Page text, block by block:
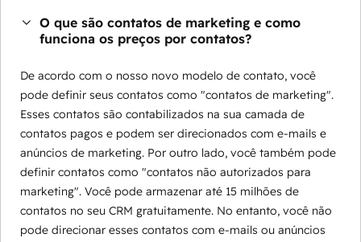
O que são contatos de marketing e como
funciona os preços por contatos?
De acordo com o nosso novo modelo de contato, você
pode definir seus contatos como "contatos de marketing".
Esses contatos são contabilizados na sua camada de
contatos pagos e podem ser direcionados com e-mails e
anúncios de marketing. Por outro lado, você também pode
definir contatos como "contatos não autorizados para
marketing". Você pode armazenar até 15 milhões de
contatos no seu CRM gratuitamente. No entanto, você não
pode direcionar esses contatos com e-mails ou anúncios